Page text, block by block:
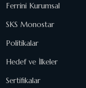
Ferrini Kurumsal
SKS Monostar
Politikalar
Hedef ve İlkeler
Sertifikalar